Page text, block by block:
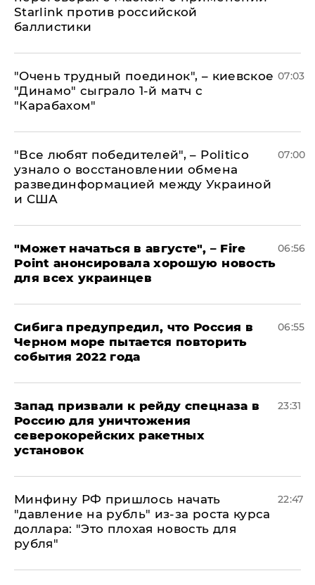
Starlink против российской
баллистики
"Очень трудный поединок", – киевское
"Динамо" сыграло 1-й матч с
"Карабахом"
07:03
​"Все любят победителей", – Politico
узнало о восстановлении обмена
развединформацией между Украиной
и США
07:00
"Может начаться в августе", – Fire
Point анонсировала хорошую новость
для всех украинцев
06:56
Сибига предупредил, что Россия в
Черном море пытается повторить
события 2022 года
06:55
Запад призвали к рейду спецназа в
Россию для уничтожения
северокорейских ракетных
установок
23:31
Минфину РФ пришлось начать
"давление на рубль" из-за роста курса
доллара: "Это плохая новость для
рубля"
22:47